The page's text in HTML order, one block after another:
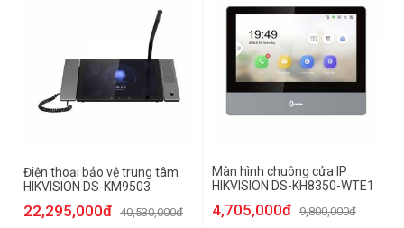
Điện thoại bảo vệ trung tâm
HIKVISION DS-KM9503
22,295,000đ 40,530,000đ
Màn hình chuông cửa IP
HIKVISION DS-KH8350-WTE1
4,705,000đ 9,800,000đ